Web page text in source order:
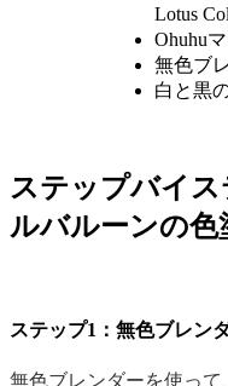
Lotus
Ohuhu
無色ブ
白と黒
ステップバイ
ルバルーンの色
ステップ1：無色ブレン
無色ブレンダーを使っ